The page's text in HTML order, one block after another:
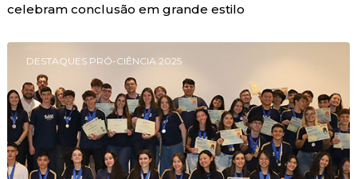
celebram conclusão em grande estilo
DESTAQUES PRÓ-CIÊNCIA 2025